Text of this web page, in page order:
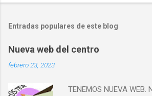
Entradas populares de este blog
Nueva web del centro
febrero 23, 2023
TENEMOS NUEVA WEB.